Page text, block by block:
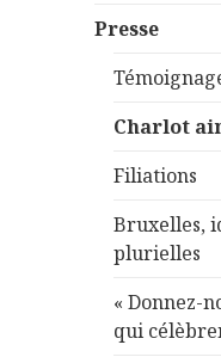
Presse
Charlot
Filiations
Bruxelles,
plurielles
« Donnez-
qui